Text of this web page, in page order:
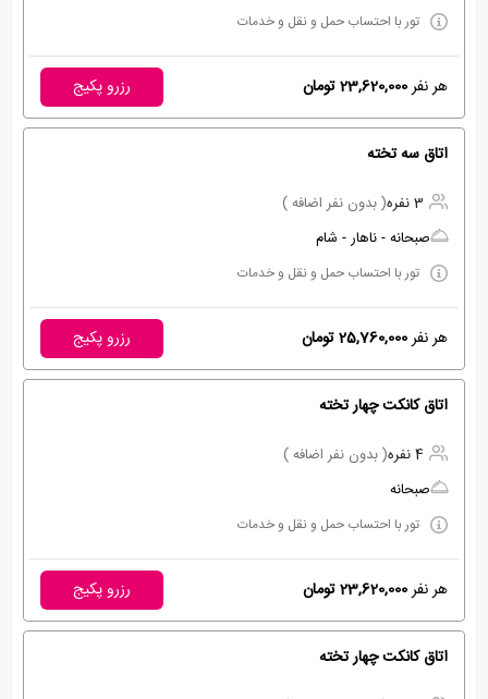
تور با احتساب حمل و نقل و خدمات
هر نفر23,620,000 تومان رزرو پکیج
اتاق سه تخته
3 نفره
( بدون نفر اضافه )
صبحانه - ناهار - شام
تور با احتساب حمل و نقل و خدمات
هر نفر25,760,000 تومان رزرو پکیج
اتاق کانکت چهار تخته
4 نفره
( بدون نفر اضافه )
صبحانه
تور با احتساب حمل و نقل و خدمات
هر نفر23,620,000 تومان رزرو پکیج
اتاق کانکت چهار تخته